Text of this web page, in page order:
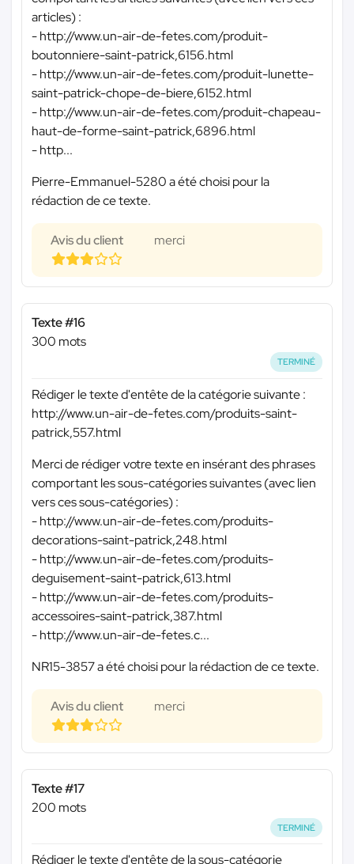
articles) :
- http://www.un-air-de-fetes.com/produit-
boutonniere-saint-patrick,6156.html
- http://www.un-air-de-fetes.com/produit-lunette-
saint-patrick-chope-de-biere,6152.html
- http://www.un-air-de-fetes.com/produit-chapeau-
haut-de-forme-saint-patrick,6896.html
- http...
Pierre-Emmanuel-5280 a été choisi pour la
rédaction de ce texte.
Avis du client merci
Texte #16
300 mots
TERMINÉ
Rédiger le texte d'entête de la catégorie suivante :
http://www.un-air-de-fetes.com/produits-saint-
patrick,557.html
Merci de rédiger votre texte en insérant des phrases
comportant les sous-catégories suivantes (avec lien
vers ces sous-catégories) :
- http://www.un-air-de-fetes.com/produits-
decorations-saint-patrick,248.html
- http://www.un-air-de-fetes.com/produits-
deguisement-saint-patrick,613.html
- http://www.un-air-de-fetes.com/produits-
accessoires-saint-patrick,387.html
- http://www.un-air-de-fetes.c...
NR15-3857 a été choisi pour la rédaction de ce texte.
Avis du client merci
Texte #17
200 mots
TERMINÉ
Rédiger le texte d'entête de la sous-catégorie